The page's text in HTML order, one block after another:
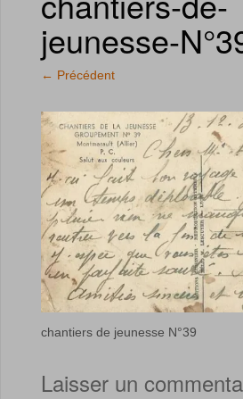
jeunesse-
← Précédent
chantiers de jeunesse N°39
Laisser un